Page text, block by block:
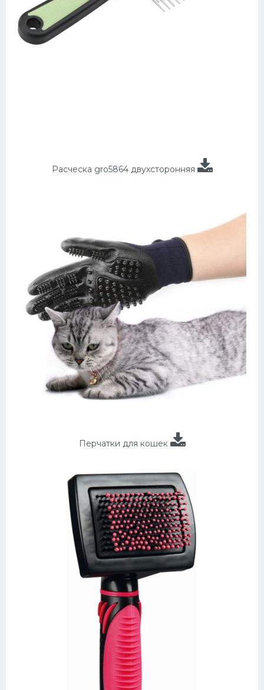
Расческа gro5864 двухсторонняя
Перчатки для кошек